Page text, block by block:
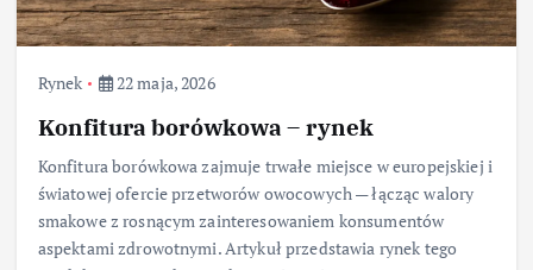
Rynek 22 maja, 2026
Konfitura borówkowa – rynek
Konfitura borówkowa zajmuje trwałe miejsce w europejskiej i
światowej ofercie przetworów owocowych — łącząc walory
smakowe z rosnącym zainteresowaniem konsumentów
aspektami zdrowotnymi. Artykuł przedstawia rynek tego